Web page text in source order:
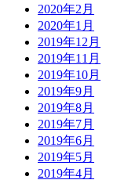
2020年2月
2020年1月
2019年12月
2019年11月
2019年10月
2019年9月
2019年8月
2019年7月
2019年6月
2019年5月
2019年4月